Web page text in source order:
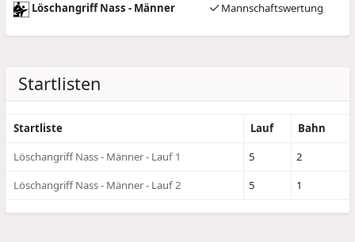
Löschangriff Nass - Männer Mannschaftswertung
Startlisten
Startliste Lauf
Bahn
Löschangriff Nass - Männer - Lauf 1
5
2
Löschangriff Nass - Männer - Lauf 2
5 1